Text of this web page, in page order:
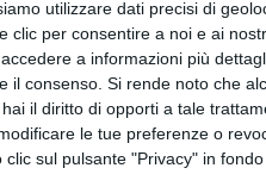
utilizzare dati precisi di
clic per consentire a noi e ai
a informazioni più
il consenso. Si rende noto che
il diritto di opporti a tale
le tue preferenze o
sul pulsante "Privacy" in fondo